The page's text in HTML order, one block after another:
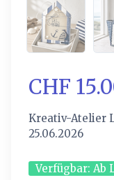
CHF
Kreativ-Atelier
25.06.2026
Verfügbar: Ab